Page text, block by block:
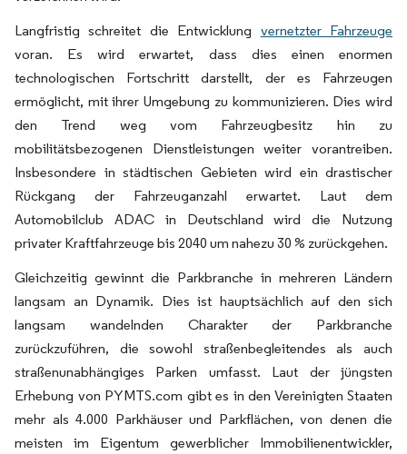
Langfristig schreitet die Entwicklung vernetzter Fahrzeuge
voran. Es wird erwartet, dass dies einen enormen
technologischen Fortschritt darstellt, der es Fahrzeugen
ermöglicht, mit ihrer Umgebung zu kommunizieren. Dies wird
den Trend weg vom Fahrzeugbesitz hin zu
mobilitätsbezogenen Dienstleistungen weiter vorantreiben.
Insbesondere in städtischen Gebieten wird ein drastischer
Rückgang der Fahrzeuganzahl erwartet. Laut dem
Automobilclub ADAC in Deutschland wird die Nutzung
privater Kraftfahrzeuge bis 2040 um nahezu 30 % zurückgehen.
Gleichzeitig gewinnt die Parkbranche in mehreren Ländern
langsam an Dynamik. Dies ist hauptsächlich auf den sich
langsam wandelnden Charakter der Parkbranche
zurückzuführen, die sowohl straßenbegleitendes als auch
straßenunabhängiges Parken umfasst. Laut der jüngsten
Erhebung von PYMTS.com gibt es in den Vereinigten Staaten
mehr als 4.000 Parkhäuser und Parkflächen, von denen die
meisten im Eigentum gewerblicher Immobilienentwickler,